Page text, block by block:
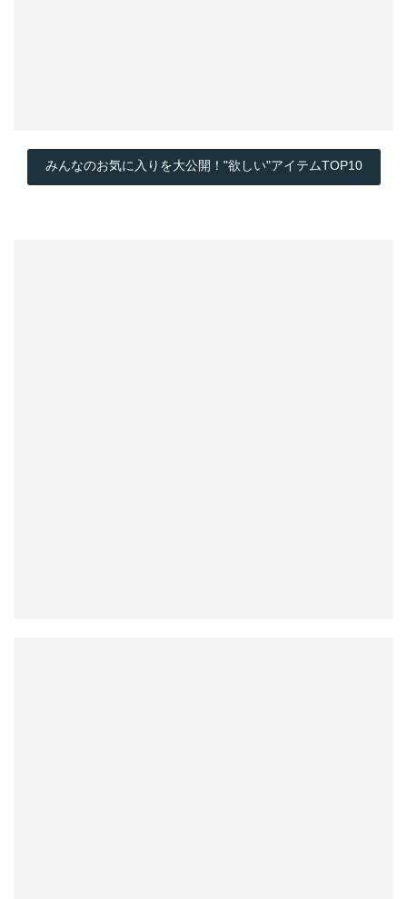
みんなのお気に入りを大公開！"欲しい"アイテムTOP10